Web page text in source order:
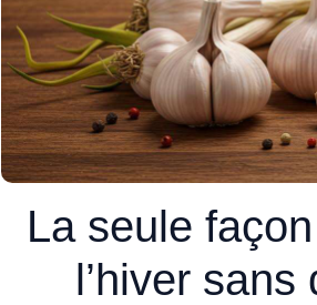
La seule
l’hiver sans